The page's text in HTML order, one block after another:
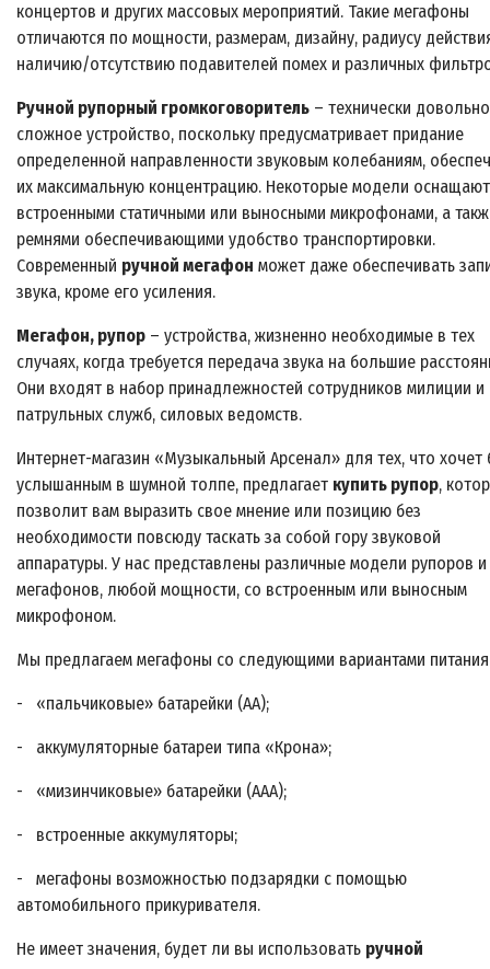
концертов и других массовых мероприятий. Такие мегафоны
отличаются по мощности, размерам, дизайну, радиусу
наличию/отсутствию подавителей помех и различных
Ручной рупорный громкоговоритель – технически довольно
сложное устройство, поскольку предусматривает придание
определенной направленности звуковым колебаниям,
их максимальную концентрацию. Некоторые модели
встроенными статичными или выносными микрофонами, а
ремнями обеспечивающими удобство транспортировки.
Современный ручной мегафон может даже обеспечивать
звука, кроме его усиления.
Мегафон, рупор – устройства, жизненно необходимые в тех
случаях, когда требуется передача звука на большие
Они входят в набор принадлежностей сотрудников милиции и
патрульных служб, силовых ведомств.
Интернет-магазин «Музыкальный Арсенал» для тех, что хочет
услышанным в шумной толпе, предлагает купить рупор,
позволит вам выразить свое мнение или позицию без
необходимости повсюду таскать за собой гору звуковой
аппаратуры. У нас представлены различные модели рупоров и
мегафонов, любой мощности, со встроенным или выносным
микрофоном.
Мы предлагаем мегафоны со следующими вариантами
- «пальчиковые» батарейки (АА);
- аккумуляторные батареи типа «Крона»;
- «мизинчиковые» батарейки (ААА);
- встроенные аккумуляторы;
- мегафоны возможностью подзарядки с помощью
автомобильного прикуривателя.
Не имеет значения, будет ли вы использовать ручной